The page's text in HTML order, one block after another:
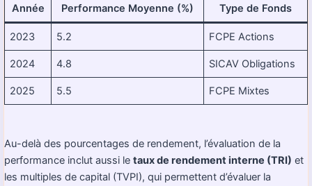
Année Performance Moyenne (%) Type de Fonds
2023 5.2 FCPE Actions
2024 4.8 SICAV Obligations
2025 5.5 FCPE Mixtes
Au-delà des pourcentages de rendement, l’évaluation de la
performance inclut aussi le taux de rendement interne (TRI) et
les multiples de capital (TVPI), qui permettent d’évaluer la